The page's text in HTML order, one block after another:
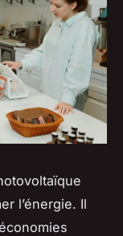
l’énergie. Il